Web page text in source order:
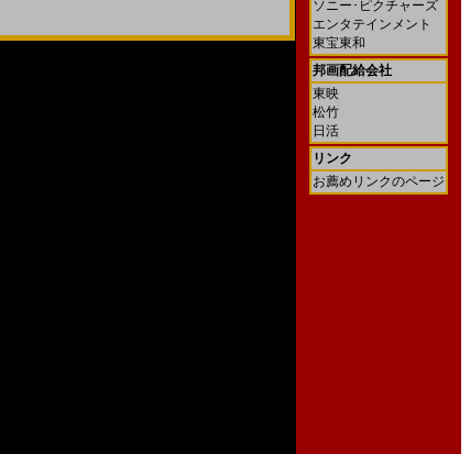
ソニー･ピクチャーズ
エンタテインメント
東宝東和
邦画配給会社
東映
松竹
日活
リンク
お薦めリンクのページ